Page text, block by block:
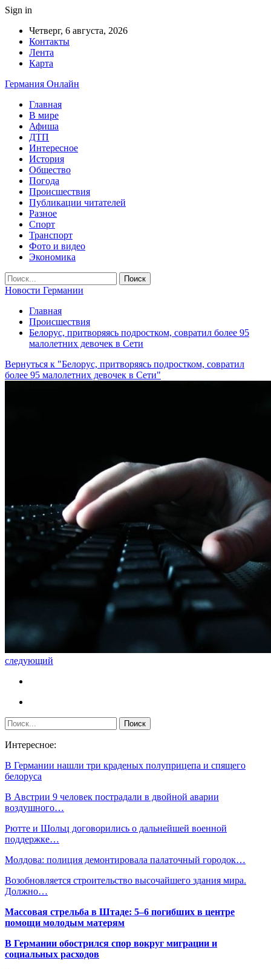
Sign in
Четверг, 6 августа, 2026
Контакты
Лента
Карта
Германия Онлайн
Главная
В мире
Афиша
ДТП
Интересное
История
Общество
Погода
Происшествия
Публикации читателей
Разное
Спорт
Транспорт
Фото и видео
Экономика
Новости Германии
Главная
Происшествия
Белорус, притворяясь подростком, совратил более 95
малолетних девочек в Сети
Вернуться к "Белорус, притворяясь подростком, совратил
более 95 малолетних девочек в Сети"
следующий
Интересное:
В Германии нашли три краденых полуприцепа и спящего
белоруса
В Австрии 9 человек пострадали в двойной аварии
воздушного…
Рютте и Шольц договорились о дальнейшей военной
поддержке…
Молдова: полиция демонтировала палаточный городок…
Возобновляется строительство высочайшего здания мира.
Должно…
Массовая стрельба в Штаде: 5–6 погибших в центре
помощи молодым матерям
В Германии обострился спор вокруг миграции и
социальных расходов